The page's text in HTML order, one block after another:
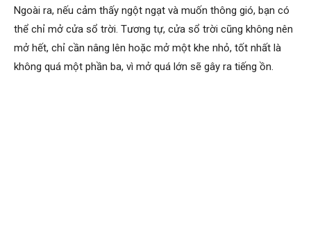
Ngoài ra, nếu cảm thấy ngột ngạt và muốn thông gió, bạn có
thể chỉ mở cửa sổ trời. Tương tự, cửa sổ trời cũng không nên
mở hết, chỉ cần nâng lên hoặc mở một khe nhỏ, tốt nhất là
không quá một phần ba, vì mở quá lớn sẽ gây ra tiếng ồn.